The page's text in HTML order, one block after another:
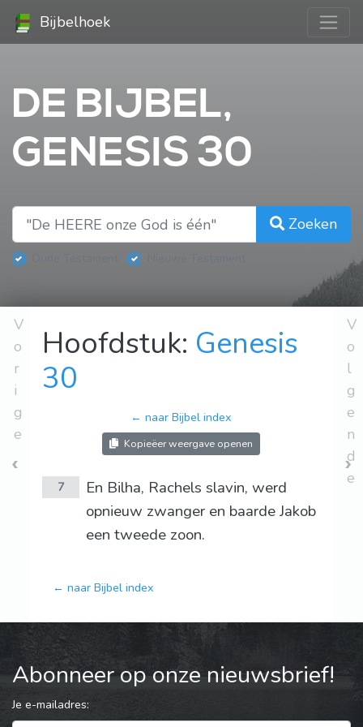
Bijbelhoek
DE BIJBEL,
GENESIS 30
Zoeken
V
o
r
i
g
e
Hoofdstuk: Genesis
30
← naar Bijbel index
Kopieëer weergave openen
7
En Bilha, Rachels slavin, werd
opnieuw zwanger en baarde Jakob
een tweede zoon.
← naar Bijbel index
V
o
l
g
e
n
d
e
Abonneer op onze nieuwsbrief!
Je e-mailadres: